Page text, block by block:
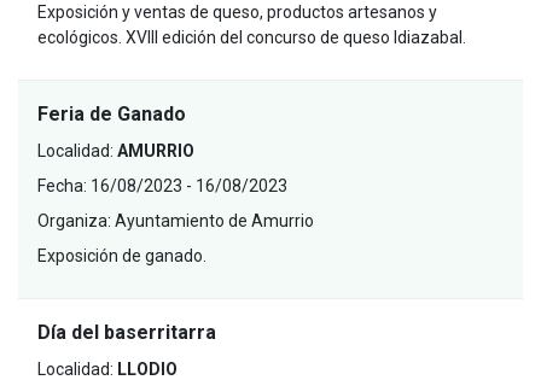
Exposición y ventas de queso, productos artesanos y
ecológicos. XVIII edición del concurso de queso Idiazabal.
Feria de Ganado
Localidad: AMURRIO
Fecha: 16/08/2023 - 16/08/2023
Organiza: Ayuntamiento de Amurrio
Exposición de ganado.
Día del baserritarra
Localidad: LLODIO